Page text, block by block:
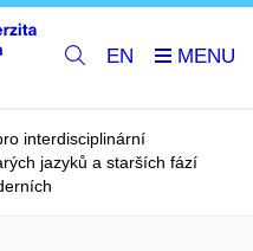
EN
interdisciplinární
jazyků a starších fází